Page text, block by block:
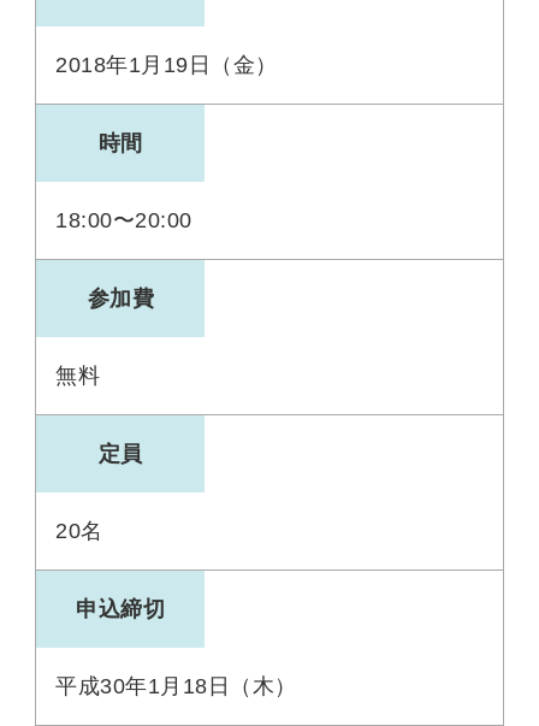
2018年1月19日（金）
時間
18:00〜20:00
参加費
無料
定員
20名
申込締切
平成30年1月18日（木）